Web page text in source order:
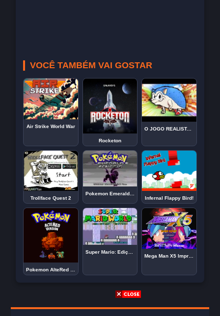
VOCÊ TAMBÉM VAI GOSTAR
Air Strike World War
Rocketon
O JOGO REALISTA DO SONIC!
Trollface Quest 2
Pokemon Emerald Genesis
Infernal Flappy Bird!
Super Mario: Edição de Natal